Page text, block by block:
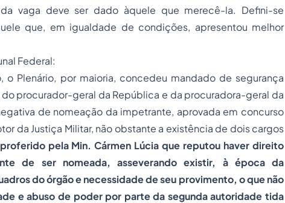
vaga deve ser dado àquele que merecê-la. Defini-se
que, em igualdade de condições, apresentou melhor
Federal:
o Plenário, por maioria, concedeu mandado de segurança
procurador-geral da República e da procuradora-geral da
de nomeação da impetrante, aprovada em concurso
da Justiça Militar, não obstante a existência de dois cargos
pela Min. Cármen Lúcia que reputou haver direito
de ser nomeada, asseverando existir, à época da
do órgão e necessidade de seu provimento, o que não
e abuso de poder por parte da segunda autoridade tida